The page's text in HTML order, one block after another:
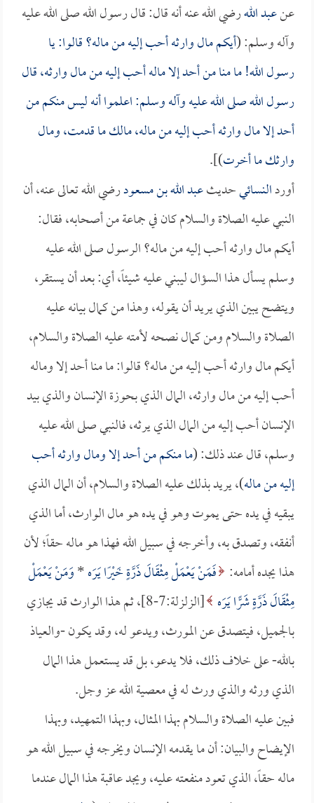
عنعبد اللهرضي الله عنه أنه قال: قال رسول الله صلى الله عليه
وآله وسلم: (أيكم مال وارثه أحب إليه من ماله؟ قالوا: يا
رسول الله! ما منا من أحد إلا ماله أحب إليه من مال وارثه، قال
رسول الله صلى الله عليه وآله وسلم: اعلموا أنه ليس منكم من
أحد إلا مال وارثه أحب إليه من ماله، مالك ما قدمت، ومال
وارثك ما أخرت)].
أوردالنسائيحديثعبد الله بن مسعودرضي الله تعالى عنه، أن
النبي عليه الصلاة والسلام كان في جماعة من أصحابه، فقال:
أيكم مال وارثه أحب إليه من ماله؟ الرسول صلى الله عليه
وسلم يسأل هذا السؤال ليبني عليه شيئاً، أي: بعد أن يستقر،
ويتضح يبين الذي يريد أن يقوله، وهذا من كمال بيانه عليه
الصلاة والسلام ومن كمال نصحه لأمته عليه الصلاة والسلام،
أيكم مال وارثه أحب إليه من ماله؟ قالوا: ما منا أحد إلا وماله
أحب إليه من مال وارثه، المال الذي بحوزة الإنسان والذي بيد
الإنسان أحب إليه من المال الذي يرثه، فالنبي صلى الله عليه
وسلم، قال عند ذلك: (ما منكم من أحد إلا ومال وارثه أحب
إليه من ماله)، يريد بذلك عليه الصلاة والسلام، أن المال الذي
يبقيه في يده حتى يموت وهو في يده هو مال الوارث، أما الذي
أنفقه، وتصدق به، وأخرجه في سبيل الله فهذا هو ماله حقاً؛ لأن
هذا يجده أمامه: فَمَنْ يَعْمَلْ مِثْقَالَ ذَرَّةٍ خَيْرًا يَرَه*وَمَنْ يَعْمَلْ
مِثْقَالَ ذَرَّةٍ شَرًّا يَرَه
[الزلزلة:7-8]، ثم هذا الوارث قد يجازي
بالجميل، فيتصدق عن المورث، ويدعو له، وقد يكون -والعياذ
بالله- على خلاف ذلك، فلا يدعو، بل قد يستعمل هذا المال
الذي ورثه والذي ورث له في معصية الله عز وجل.
فبين عليه الصلاة والسلام بهذا المثال، وبهذا التمهيد، وبهذا
الإيضاح والبيان: أن ما يقدمه الإنسان ويخرجه في سبيل الله هو
ماله حقاً، الذي تعود منفعته عليه، ويجد عاقبة هذا المال عندما